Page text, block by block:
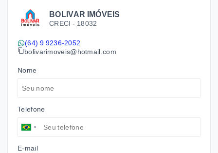
BOLIVAR IMÓVEIS
CRECI - 18032
(64) 9 9236-2052
bolivarimoveis@hotmail.com
Nome
Telefone
E-mail